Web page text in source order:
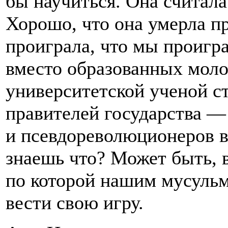
Хорошо, что она умерла
проиграла, что мы
вместо образованных
университетской ученой
правителей государства
и
знаешь что? Может быть,
по которой нашим
вести свою игру.